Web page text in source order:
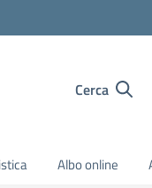
Cerca
Albo online